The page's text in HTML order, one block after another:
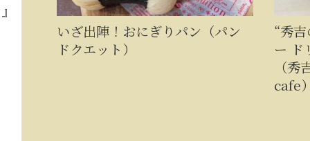
いざ出陣！おにぎりパン（パン
ドクエット）
“秀
ー ド
（
cafe